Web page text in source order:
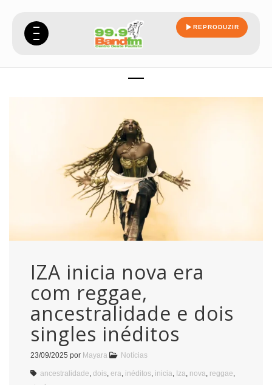
REPRODUZIR
IZA inicia nova era
com reggae,
ancestralidade e dois
singles inéditos
23/09/2025 por Mayara Notícias
ancestralidade dois era inéditos inicia Iza nova reggae